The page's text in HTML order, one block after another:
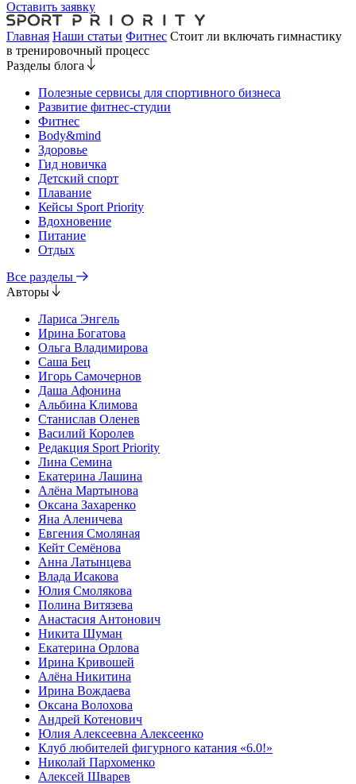
Оставить заявку
Главная Наши статьи Фитнес Стоит ли включать гимнастику
в тренировочный процесс
Разделы блога
Полезные сервисы для спортивного бизнеса
Развитие фитнес-студии
Фитнес
Body&mind
Здоровье
Гид новичка
Детский спорт
Плавание
Кейсы Sport Priority
Вдохновение
Питание
Отдых
Все разделы
Авторы
Лариса Энгель
Ирина Богатова
Ольга Владимирова
Саша Бец
Игорь Самочернов
Даша Афонина
Альбина Климова
Станислав Оленев
Василий Королев
Редакция Sport Priority
Лина Семина
Екатерина Лашина
Алёна Мартынова
Оксана Захаренко
Яна Аленичева
Евгения Смоляная
Кейт Семёнова
Анна Латынцева
Влада Исакова
Юлия Смолякова
Полина Витязева
Анастасия Антонович
Никита Шуман
Екатерина Орлова
Ирина Кривошей
Алёна Никитина
Ирина Вождаева
Оксана Волохова
Андрей Котенович
Юлия Алексеевна Алексеенко
Клуб любителей фигурного катания «6.0!»
Николай Пархоменко
Алексей Шварев